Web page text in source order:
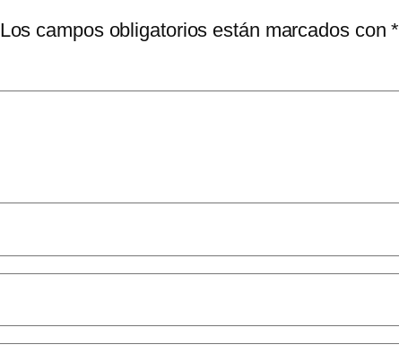
Los campos obligatorios están marcados con*